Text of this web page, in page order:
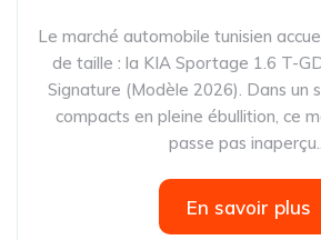
Le marché automobile tunisien
de taille : la KIA Sportage 1.6 T-
Signature (Modèle 2026). Dans un
compacts en pleine ébullition, ce
passe pas
En savoir plus